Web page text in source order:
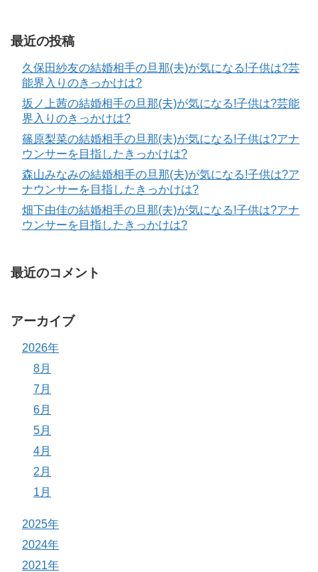
最近の投稿
久保田紗友の結婚相手の旦那(夫)が気になる!子供は?芸
能界入りのきっかけは?
坂ノ上茜の結婚相手の旦那(夫)が気になる!子供は?芸能
界入りのきっかけは?
篠原梨菜の結婚相手の旦那(夫)が気になる!子供は?アナ
ウンサーを目指したきっかけは?
森山みなみの結婚相手の旦那(夫)が気になる!子供は?ア
ナウンサーを目指したきっかけは?
畑下由佳の結婚相手の旦那(夫)が気になる!子供は?アナ
ウンサーを目指したきっかけは?
最近のコメント
アーカイブ
2026年
8月
7月
6月
5月
4月
2月
1月
2025年
2024年
2021年